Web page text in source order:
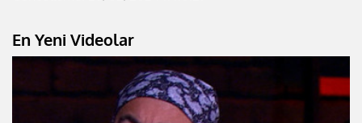
En Yeni Videolar